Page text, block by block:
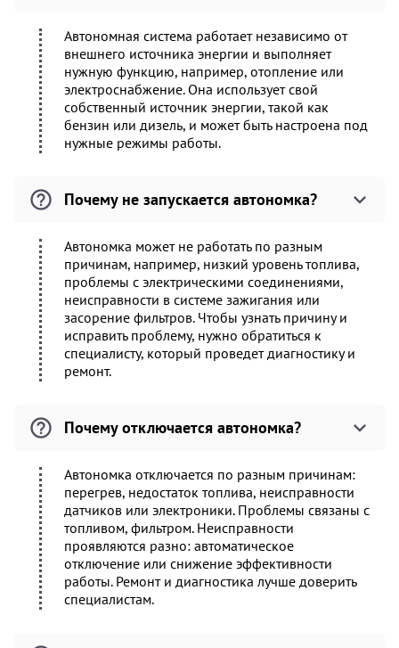
Автономная система работает независимо от
внешнего источника энергии и выполняет
нужную функцию, например, отопление или
электроснабжение. Она использует свой
собственный источник энергии, такой как
бензин или дизель, и может быть настроена под
нужные режимы работы.
Почему не запускается автономка?
Автономка может не работать по разным
причинам, например, низкий уровень топлива,
проблемы с электрическими соединениями,
неисправности в системе зажигания или
засорение фильтров. Чтобы узнать причину и
исправить проблему, нужно обратиться к
специалисту, который проведет диагностику и
ремонт.
Почему отключается автономка?
Автономка отключается по разным причинам:
перегрев, недостаток топлива, неисправности
датчиков или электроники. Проблемы связаны с
топливом, фильтром. Неисправности
проявляются разно: автоматическое
отключение или снижение эффективности
работы. Ремонт и диагностика лучше доверить
специалистам.